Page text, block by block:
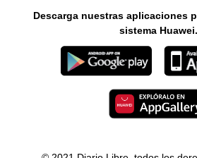
Escuchando al corazón
Economía Personal
Consulta Libre
Descarga nuestras aplicaciones
sistema Huawei.